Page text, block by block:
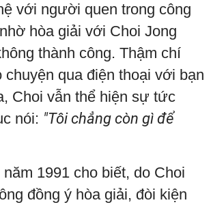
với người quen trong công
hòa giải với Choi Jong
thành công. Thậm chí
chuyện qua điện thoại với bạn
Choi vẫn thể hiện sự tức
nói: "Tôi chẳng còn gì để
1991 cho biết, do Choi
đồng ý hòa giải, đòi kiện